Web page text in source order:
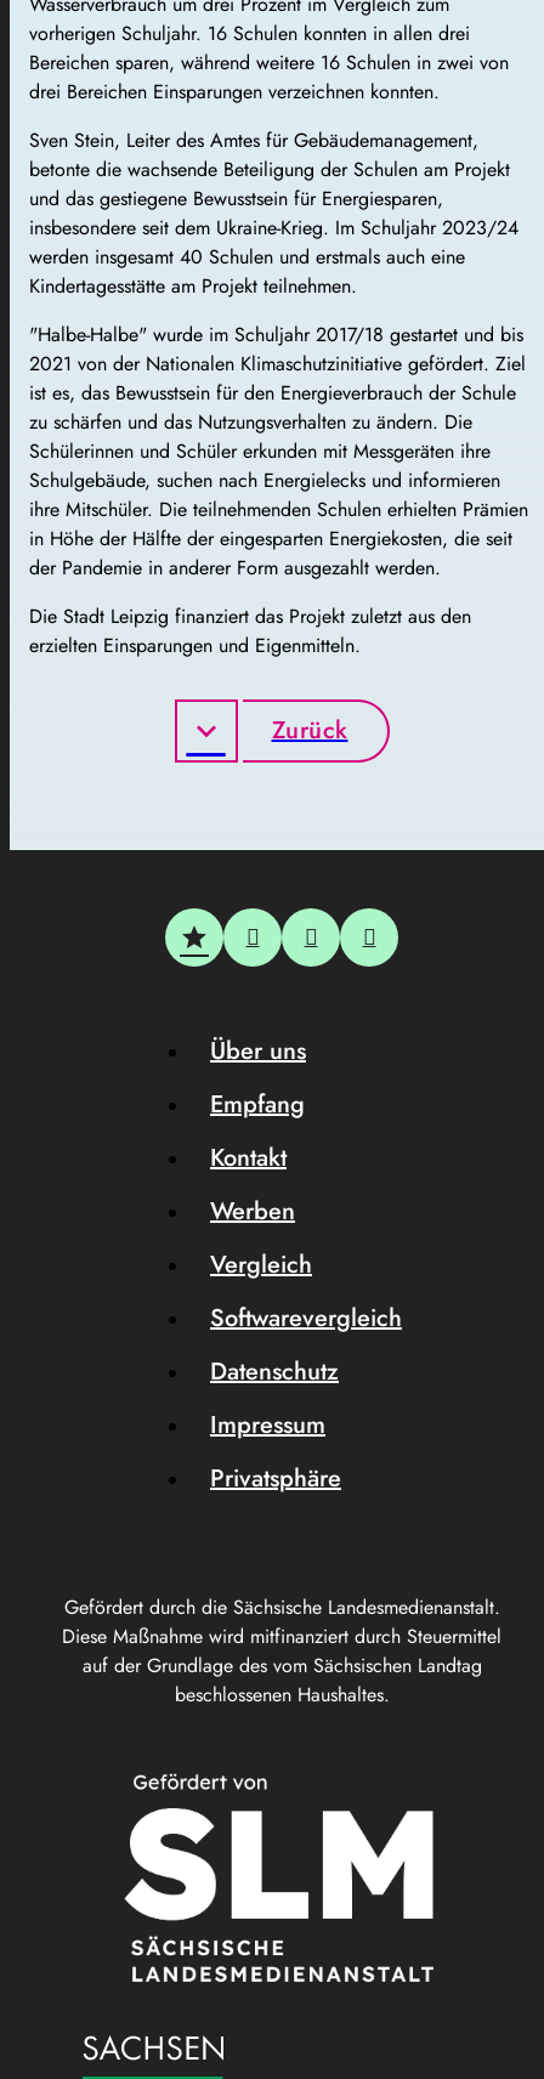
vorherigen Schuljahr. 16 Schulen konnten in allen drei
Bereichen sparen, während weitere 16 Schulen in zwei von
drei Bereichen Einsparungen verzeichnen konnten.
Sven Stein, Leiter des Amtes für Gebäudemanagement,
betonte die wachsende Beteiligung der Schulen am Projekt
und das gestiegene Bewusstsein für Energiesparen,
insbesondere seit dem Ukraine-Krieg. Im Schuljahr 2023/24
werden insgesamt 40 Schulen und erstmals auch eine
Kindertagesstätte am Projekt teilnehmen.
"Halbe-Halbe" wurde im Schuljahr 2017/18 gestartet und bis
2021 von der Nationalen Klimaschutzinitiative gefördert. Ziel
ist es, das Bewusstsein für den Energieverbrauch der Schule
zu schärfen und das Nutzungsverhalten zu ändern. Die
Schülerinnen und Schüler erkunden mit Messgeräten ihre
Schulgebäude, suchen nach Energielecks und informieren
ihre Mitschüler. Die teilnehmenden Schulen erhielten Prämien
in Höhe der Hälfte der eingesparten Energiekosten, die seit
der Pandemie in anderer Form ausgezahlt werden.
Die Stadt Leipzig finanziert das Projekt zuletzt aus den
erzielten Einsparungen und Eigenmitteln.
Zurück
Gefördert durch die Sächsische Landesmedienanstalt.
Diese Maßnahme wird mitfinanziert durch Steuermittel
auf der Grundlage des vom Sächsischen Landtag
beschlossenen Haushaltes.
Über uns
Empfang
Kontakt
Werben
Vergleich
Softwarevergleich
Datenschutz
Impressum
Privatsphäre